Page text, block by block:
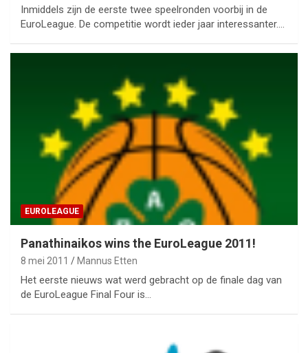
Inmiddels zijn de eerste twee speelronden voorbij in de
EuroLeague. De competitie wordt ieder jaar interessanter.…
EUROLEAGUE
Panathinaikos wins the EuroLeague 2011!
8 mei 2011 Mannus Etten
Het eerste nieuws wat werd gebracht op de finale dag van
de EuroLeague Final Four is…